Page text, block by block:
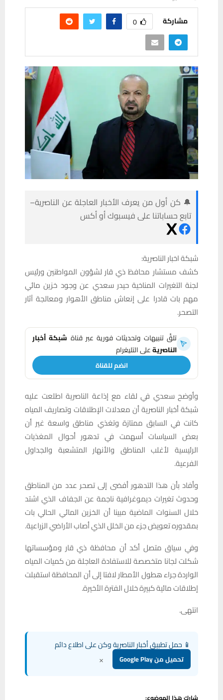
مشاركة 0
🔔 كن أول من يعرف الأخبار العاجلة عن الناصرية–
تابع حساباتنا على فيسبوك أو أكس
شبكة اخبار الناصرية:
كشف مستشار محافظ ذي قار لشؤون المواطنين ورئيس
لجنة التغيرات المناخية حيدر سعدي عن وجود خزين مائي
مهم بات قادرا على إنعاش مناطق الأهوار ومعالجة آثار
التصحر.
تلقَّ تنبيهات وتحديثات فورية عبر قناة شبكة أخبار
الناصريةعلى التليغرام
انضم للقناة
وأوضح سعدي في لقاء مع إذاعة الناصرية اطلعت عليه
شبكة أخبار الناصرية أن معدلات الإطلاقات وتصاريف المياه
كانت في السابق ممتازة وتغذي مناطق واسعة غير أن
بعض السياسات أسهمت في تدهور أحوال المغذيات
الرئيسية لأغلب المناطق والأنهار المتشعبة والجداول
الفرعية.
وأفاد بأن هذا التدهور أفضى إلى تصحر عدد من المناطق
وحدوث تغيرات ديموغرافية ناجمة عن الجفاف الذي اشتد
خلال السنوات الماضية مبينا أن الخزين المائي الحالي بات
بمقدوره تعويض جزء من الخلل الذي أصاب الأراضي الزراعية.
وفي سياق متصل أكد أن محافظة ذي قار ومؤسساتها
شكلت لجانا متخصصة للاستفادة العاجلة من كميات المياه
الواردة جراء هطول الأمطار لافتا إلى أن المحافظة استقبلت
إطلاقات مائية كبيرة خلال الفترة الأخيرة.
انتهى.
📱 حمل تطبيق أخبار الناصرية وكن على اطلاع دائم
تحميل من Google Play ×
شارك هذا الموضوع: